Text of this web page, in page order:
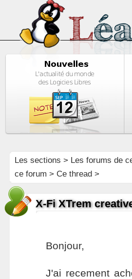
Les sections > Les forums de
ce forum > Ce thread >
X-Fi XTrem
Bonjour,
J'ai recement